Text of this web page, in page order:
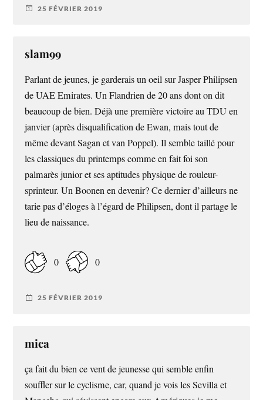
25 FÉVRIER 2019
slam99
Parlant de jeunes, je garderais un oeil sur Jasper Philipsen
de UAE Emirates. Un Flandrien de 20 ans dont on dit
beaucoup de bien. Déjà une première victoire au TDU en
janvier (après disqualification de Ewan, mais tout de
même devant Sagan et van Poppel). Il semble taillé pour
les classiques du printemps comme en fait foi son
palmarès junior et ses aptitudes physique de rouleur-
sprinteur. Un Boonen en devenir? Ce dernier d’ailleurs ne
tarie pas d’éloges à l’égard de Philipsen, dont il partage le
lieu de naissance.
0 0
25 FÉVRIER 2019
mica
ça fait du bien ce vent de jeunesse qui semble enfin
souffler sur le cyclisme, car, quand je vois les Sevilla et